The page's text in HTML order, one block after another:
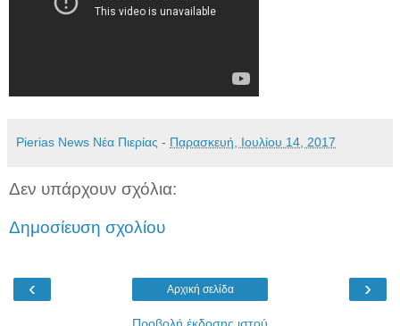
Pierias News Νέα Πιερίας - Παρασκευή, Ιουλίου 14, 2017
Δεν υπάρχουν σχόλια:
Δημοσίευση σχολίου
‹ ›
Αρχική σελίδα